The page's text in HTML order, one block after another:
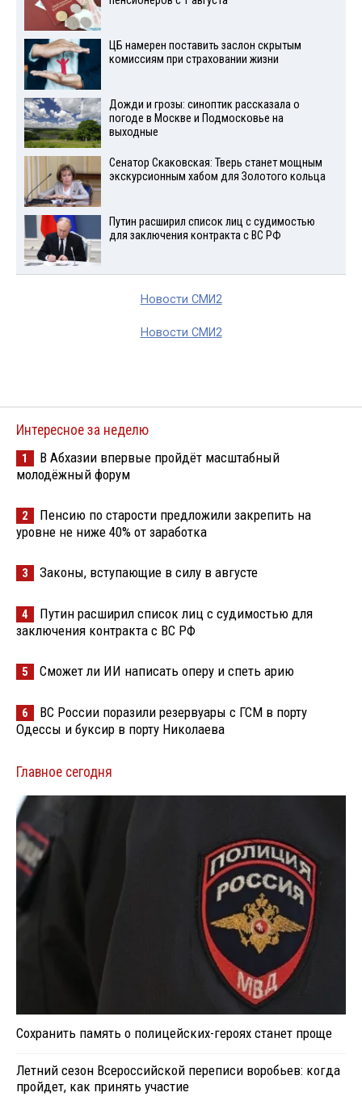
ЦБ намерен поставить заслон скрытым
комиссиям при страховании жизни
Дожди и грозы: синоптик рассказала о
погоде в Москве и Подмосковье на
выходные
Сенатор Скаковская: Тверь станет мощным
экскурсионным хабом для Золотого кольца
Путин расширил список лиц с судимостью
для заключения контракта с ВС РФ
Новости СМИ2
Новости СМИ2
Интересное за неделю
1
В Абхазии впервые пройдёт масштабный
молодёжный форум
2
Пенсию по старости предложили закрепить на
уровне не ниже 40% от заработка
3 Законы, вступающие в силу в августе
4
Путин расширил список лиц с судимостью для
заключения контракта с ВС РФ
5 Сможет ли ИИ написать оперу и спеть арию
6
ВС России поразили резервуары с ГСМ в порту
Одессы и буксир в порту Николаева
Главное сегодня
Сохранить память о полицейских-героях станет проще
Летний сезон Всероссийской переписи воробьев: когда
пройдет, как принять участие